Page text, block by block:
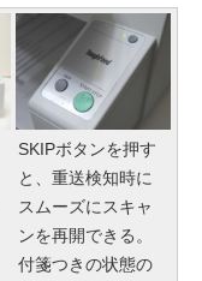
SKIPボタンを押す
と、重送検知時に
スムーズにスキャ
ンを再開できる。
付箋つきの状態の